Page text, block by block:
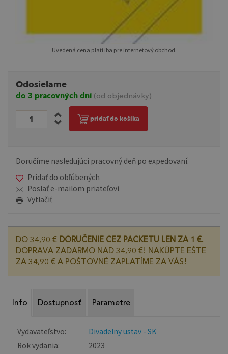
Uvedená cena platí iba pre internetový obchod.
Odosielame
do 3 pracovných dní (od objednávky)
pridať do košíka
Doručíme nasledujúci pracovný deň po expedovaní.
Pridať do obľúbených
Poslať e-mailom priateľovi
Vytlačiť
DO 34,90 € DORUČENIE CEZ PACKETU LEN ZA 1 €.
DOPRAVA ZADARMO NAD 34,90 €! NAKÚPTE EŠTE
ZA 34,90 € A POŠTOVNÉ ZAPLATÍME ZA VÁS!
Info Dostupnosť Parametre
Vydavateľstvo:
Divadelny ustav - SK
Rok vydania:
2023